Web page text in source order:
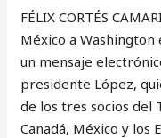
FÉLIX CORTÉS
México a
un mensaje
presidente López,
de los tres socios del
Canadá, México y